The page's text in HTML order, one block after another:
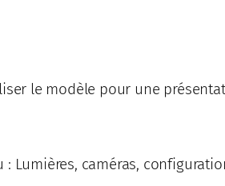
le modèle pour une
Lumières, caméras,